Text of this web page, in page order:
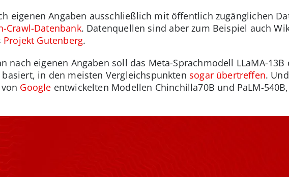
eigenen Angaben ausschließlich mit öffentlich zugänglichen
Crawl-Datenbank. Datenquellen sind aber zum Beispiel auch
Projekt Gutenberg.
nach eigenen Angaben soll das Meta-Sprachmodell LLaMA-13B
in den meisten Vergleichspunkten sogar übertreffen.
Google entwickelten Modellen Chinchilla70B und PaLM-